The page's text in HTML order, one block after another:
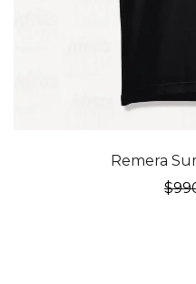
Remera
$